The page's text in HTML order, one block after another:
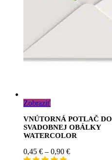
Zobraziť
VNÚTORNÁ POTLAČ DO
SVADOBNEJ OBÁLKY
WATERCOLOR
0,45 € – 0,90 €Price